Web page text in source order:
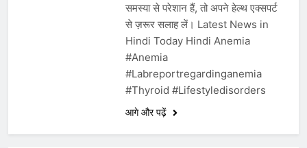
समस्या से परेशान हैं, तो अपने हेल्थ एक्सपर्ट
से ज़रूर सलाह लें। Latest News in
Hindi Today Hindi Anemia
#Anemia
#Labreportregardinganemia
#Thyroid #Lifestyledisorders
आगे और पढ़ें